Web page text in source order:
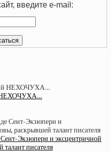
введите e-mail:
НЕХОЧУХА…
Экзюпери и эксцентричной
писателя